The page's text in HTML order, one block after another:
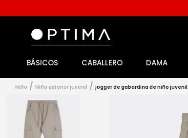
BÁSICOS CABALLERO DAMA
niño niño exterior juvenil jogger de gabardina de niño juvenil
licencia
playeras caballero
playeras dama
spiderman
sudaderas